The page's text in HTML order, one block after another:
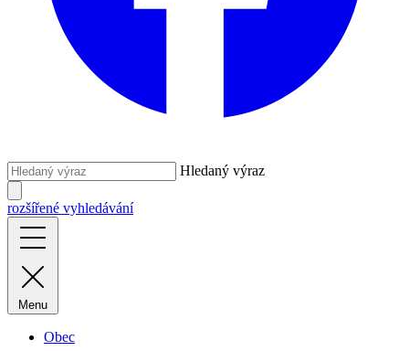
Hledaný výraz
rozšířené vyhledávání
Menu
Obec